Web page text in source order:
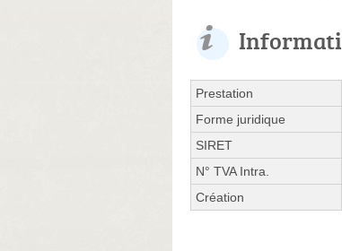
Prestation
Forme juridique
SIRET
N° TVA Intra.
Création